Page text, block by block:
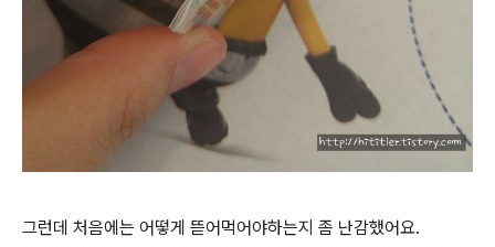
그런데 처음에는 어떻게 뜯어먹어야하는지 좀 난감했어요.